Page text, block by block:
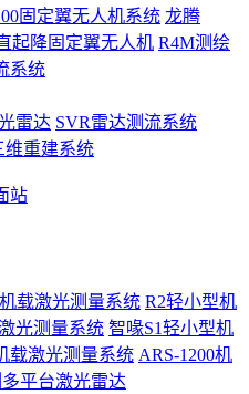
固定翼无人机系统 龙腾
起降固定翼无人机 R4M测绘
系统
雷达 SVR雷达测流系统
维重建系统
站
载激光测量系统 R2轻小型机
光测量系统 智喙S1轻小型机
载激光测量系统 ARS-1200机
平台激光雷达